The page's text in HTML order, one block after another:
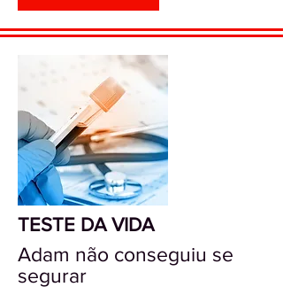
TESTE DA VIDA
Adam não conseguiu se
segurar